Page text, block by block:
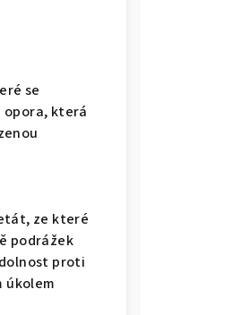
se
opora, která
ze které
podrážek
proti
úkolem